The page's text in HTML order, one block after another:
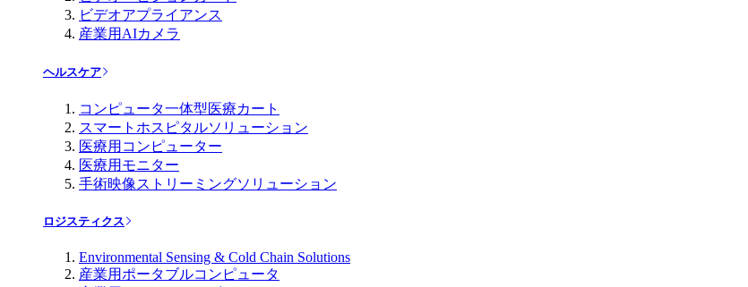
ビデオアプライアンス
産業用AIカメラ
ヘルスケア
コンピュータ一体型医療カート
スマートホスピタルソリューション
医療用コンピューター
医療用モニター
手術映像ストリーミングソリューション
ロジスティクス
Environmental Sensing & Cold Chain Solutions
産業用ポータブルコンピュータ